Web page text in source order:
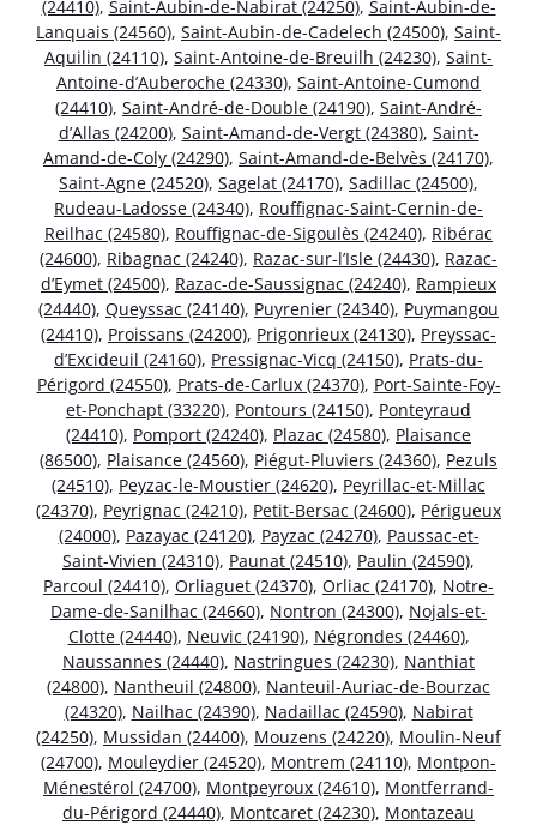
(24410), Saint-Aubin-de-Nabirat (24250), Saint-Aubin-de-
Lanquais (24560), Saint-Aubin-de-Cadelech (24500), Saint-
Aquilin (24110), Saint-Antoine-de-Breuilh (24230), Saint-
Antoine-d’Auberoche (24330), Saint-Antoine-Cumond
(24410), Saint-André-de-Double (24190), Saint-André-
d’Allas (24200), Saint-Amand-de-Vergt (24380), Saint-
Amand-de-Coly (24290), Saint-Amand-de-Belvès (24170),
Saint-Agne (24520), Sagelat (24170), Sadillac (24500),
Rudeau-Ladosse (24340), Rouffignac-Saint-Cernin-de-
Reilhac (24580), Rouffignac-de-Sigoulès (24240), Ribérac
(24600), Ribagnac (24240), Razac-sur-l’Isle (24430), Razac-
d’Eymet (24500), Razac-de-Saussignac (24240), Rampieux
(24440), Queyssac (24140), Puyrenier (24340), Puymangou
(24410), Proissans (24200), Prigonrieux (24130), Preyssac-
d’Excideuil (24160), Pressignac-Vicq (24150), Prats-du-
Périgord (24550), Prats-de-Carlux (24370), Port-Sainte-Foy-
et-Ponchapt (33220), Pontours (24150), Ponteyraud
(24410), Pomport (24240), Plazac (24580), Plaisance
(86500), Plaisance (24560), Piégut-Pluviers (24360), Pezuls
(24510), Peyzac-le-Moustier (24620), Peyrillac-et-Millac
(24370), Peyrignac (24210), Petit-Bersac (24600), Périgueux
(24000), Pazayac (24120), Payzac (24270), Paussac-et-
Saint-Vivien (24310), Paunat (24510), Paulin (24590),
Parcoul (24410), Orliaguet (24370), Orliac (24170), Notre-
Dame-de-Sanilhac (24660), Nontron (24300), Nojals-et-
Clotte (24440), Neuvic (24190), Négrondes (24460),
Naussannes (24440), Nastringues (24230), Nanthiat
(24800), Nantheuil (24800), Nanteuil-Auriac-de-Bourzac
(24320), Nailhac (24390), Nadaillac (24590), Nabirat
(24250), Mussidan (24400), Mouzens (24220), Moulin-Neuf
(24700), Mouleydier (24520), Montrem (24110), Montpon-
Ménestérol (24700), Montpeyroux (24610), Montferrand-
du-Périgord (24440), Montcaret (24230), Montazeau